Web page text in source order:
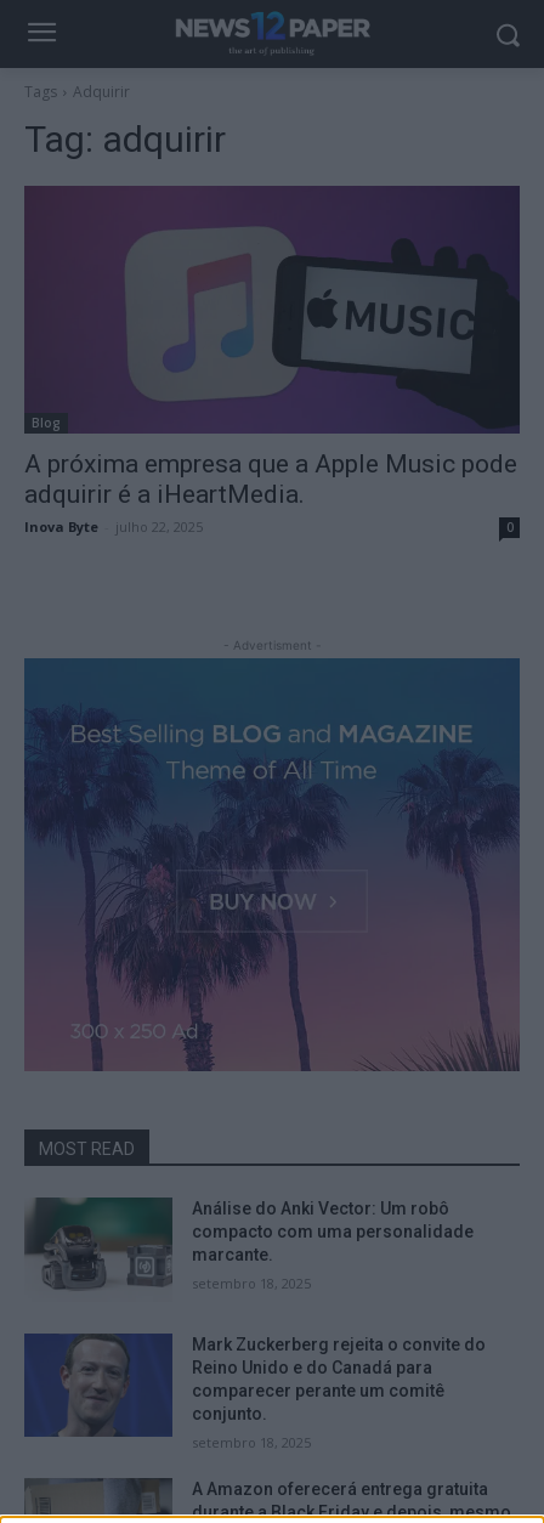
Tags Adquirir
Tag: adquirir
Blog
A próxima empresa que a Apple Music pode
adquirir é a iHeartMedia.
Inova Byte julho 22, 2025 0
- Advertisment -
MOST READ
Análise do Anki Vector: Um robô
compacto com uma personalidade
marcante.
setembro 18, 2025
Mark Zuckerberg rejeita o convite do
Reino Unido e do Canadá para
comparecer perante um comitê
conjunto.
setembro 18, 2025
A Amazon oferecerá entrega gratuita
durante a Black Friday e depois, mesmo